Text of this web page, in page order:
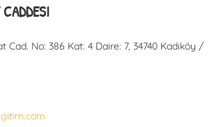
Cad. No: 386 Kat: 4 Daire: 7, 34740 Kadıköy /